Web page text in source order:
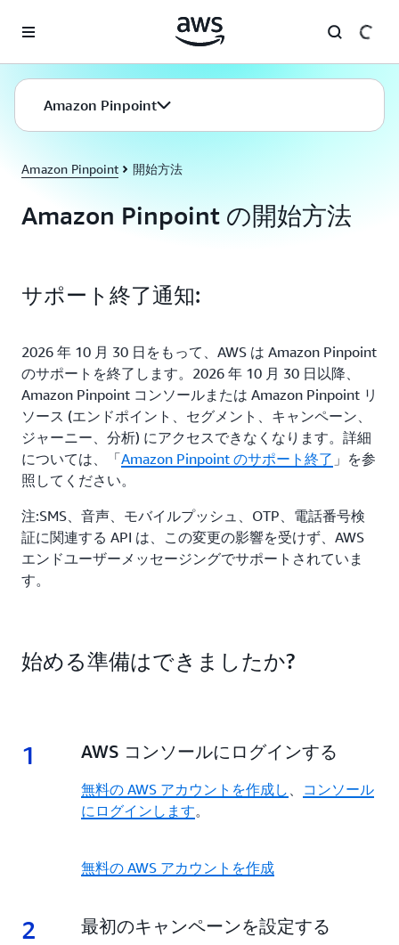
Amazon Pinpoint
Amazon Pinpoint 開始方法
Amazon Pinpoint の開始方法
サポート終了通知:
2026 年 10 月 30 日をもって、AWS は Amazon Pinpoint
のサポートを終了します。2026 年 10 月 30 日以降、
Amazon Pinpoint コンソールまたは Amazon Pinpoint リ
ソース (エンドポイント、セグメント、キャンペーン、
ジャーニー、分析) にアクセスできなくなります。詳細
については、「Amazon Pinpoint のサポート終了 」を参
照してください。
注:SMS、音声、モバイルプッシュ、OTP、電話番号検
証に関連する API は、この変更の影響を受けず、AWS
エンドユーザーメッセージングでサポートされていま
す。
始める準備はできましたか?
1 1.
AWS コンソールにログインする
無料の AWS アカウントを作成し 、
コンソール
にログインします。
無料の AWS アカウントを作成
2 2.
最初のキャンペーンを設定する